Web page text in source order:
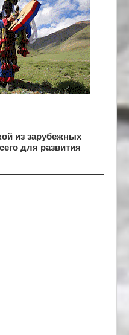
из зарубежных
для развития